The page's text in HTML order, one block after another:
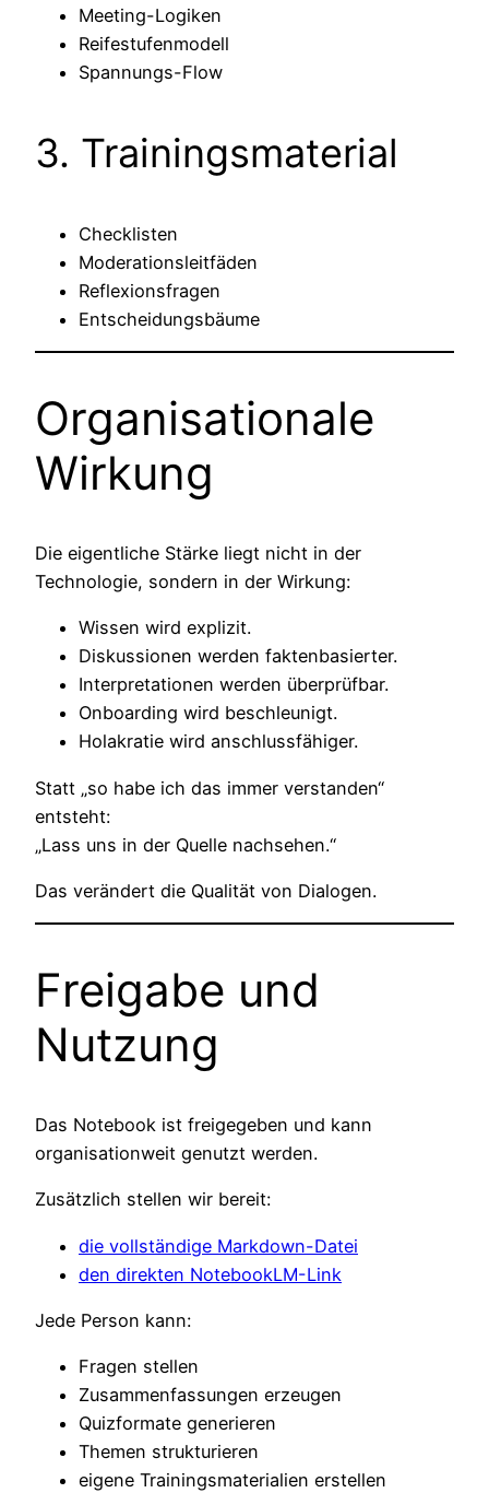
Meeting-Logiken
Reifestufenmodell
Spannungs-Flow
3. Trainingsmaterial
Checklisten
Moderationsleitfäden
Reflexionsfragen
Entscheidungsbäume
Organisationale
Wirkung
Die eigentliche Stärke liegt nicht in der
Technologie, sondern in der Wirkung:
Wissen wird explizit.
Diskussionen werden faktenbasierter.
Interpretationen werden überprüfbar.
Onboarding wird beschleunigt.
Holakratie wird anschlussfähiger.
Statt „so habe ich das immer verstanden“
entsteht:
„Lass uns in der Quelle nachsehen.“
Das verändert die Qualität von Dialogen.
Freigabe und
Nutzung
Das Notebook ist freigegeben und kann
organisationweit genutzt werden.
Zusätzlich stellen wir bereit:
die vollständige Markdown-Datei
den direkten NotebookLM-Link
Jede Person kann:
Fragen stellen
Zusammenfassungen erzeugen
Quizformate generieren
Themen strukturieren
eigene Trainingsmaterialien erstellen